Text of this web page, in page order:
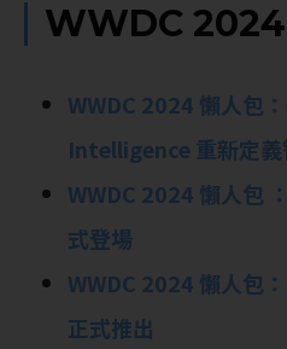
WWDC 2024
WWDC 2024 懶人包
Intelligence 重新定義
WWDC 2024 懶人包
式登場
WWDC 2024 懶人包
正式推出